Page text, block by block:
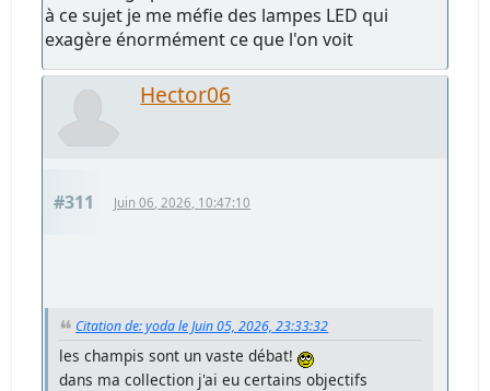
à ce sujet je me méfie des lampes LED qui
exagère énormément ce que l'on voit
Hector06
#311 Juin 06, 2026, 10:47:10
Citation de: yoda le Juin 05, 2026, 23:33:32
les champis sont un vaste débat!
dans ma collection j'ai eu certains objectifs